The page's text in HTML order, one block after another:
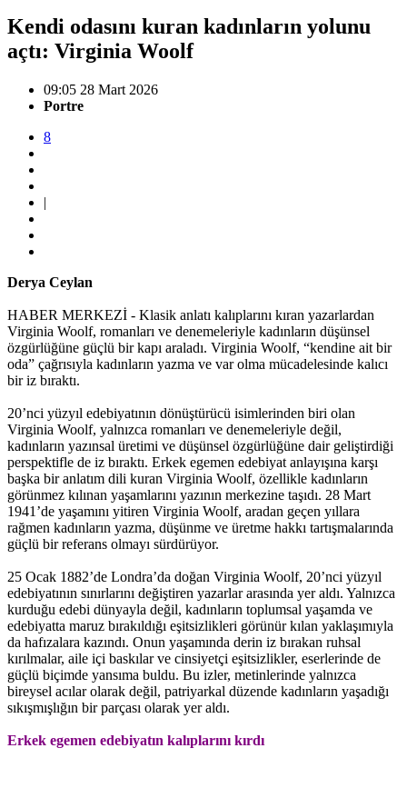
Kendi odasını kuran kadınların yolunu
açtı: Virginia Woolf
09:05 28 Mart 2026
Portre
8
|
Derya Ceylan
HABER MERKEZİ - Klasik anlatı kalıplarını kıran yazarlardan
Virginia Woolf, romanları ve denemeleriyle kadınların düşünsel
özgürlüğüne güçlü bir kapı araladı. Virginia Woolf, “kendine ait bir
oda” çağrısıyla kadınların yazma ve var olma mücadelesinde kalıcı
bir iz bıraktı.
20’nci yüzyıl edebiyatının dönüştürücü isimlerinden biri olan
Virginia Woolf, yalnızca romanları ve denemeleriyle değil,
kadınların yazınsal üretimi ve düşünsel özgürlüğüne dair geliştirdiği
perspektifle de iz bıraktı. Erkek egemen edebiyat anlayışına karşı
başka bir anlatım dili kuran Virginia Woolf, özellikle kadınların
görünmez kılınan yaşamlarını yazının merkezine taşıdı. 28 Mart
1941’de yaşamını yitiren Virginia Woolf, aradan geçen yıllara
rağmen kadınların yazma, düşünme ve üretme hakkı tartışmalarında
güçlü bir referans olmayı sürdürüyor.
25 Ocak 1882’de Londra’da doğan Virginia Woolf, 20’nci yüzyıl
edebiyatının sınırlarını değiştiren yazarlar arasında yer aldı. Yalnızca
kurduğu edebi dünyayla değil, kadınların toplumsal yaşamda ve
edebiyatta maruz bırakıldığı eşitsizlikleri görünür kılan yaklaşımıyla
da hafızalara kazındı. Onun yaşamında derin iz bırakan ruhsal
kırılmalar, aile içi baskılar ve cinsiyetçi eşitsizlikler, eserlerinde de
güçlü biçimde yansıma buldu. Bu izler, metinlerinde yalnızca
bireysel acılar olarak değil, patriyarkal düzende kadınların yaşadığı
sıkışmışlığın bir parçası olarak yer aldı.
Erkek egemen edebiyatın kalıplarını kırdı